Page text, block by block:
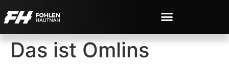
Das ist Omlins